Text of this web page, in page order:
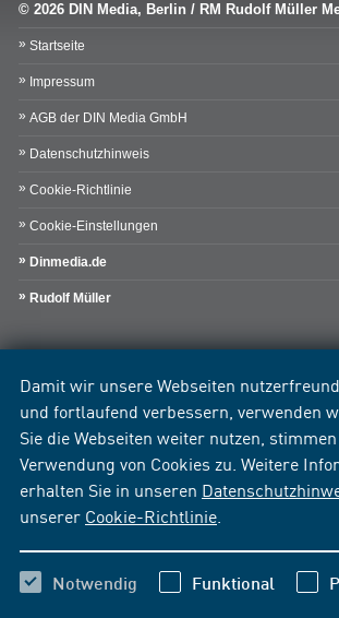
Damit wir unsere Webseiten
und fortlaufend verbessern, verwenden
Sie die Webseiten weiter nutzen,
Verwendung von Cookies zu. Weitere
erhalten Sie in unseren
unserer Cookie-Richtlinie
Notwendig Funktional
© 2026 DIN Media, Berlin / RM Rudolf Müller
Startseite
Impressum
AGB der DIN Media GmbH
Datenschutzhinweis
Cookie-Richtlinie
Cookie-Einstellungen
Dinmedia.de
Rudolf Müller